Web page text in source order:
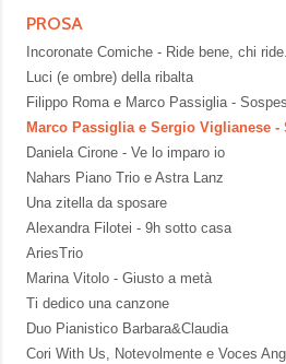
PROSA
Incoronate Comiche - Ride bene, chi
Luci (e ombre) della ribalta
Filippo Roma e Marco Passiglia -
Marco Passiglia e Sergio Viglianese -
Daniela Cirone - Ve lo imparo io
Nahars Piano Trio e Astra Lanz
Una zitella da sposare
Alexandra Filotei - 9h sotto casa
AriesTrio
Marina Vitolo - Giusto a metà
Ti dedico una canzone
Duo Pianistico Barbara&Claudia
Cori With Us, Notevolmente e Voces